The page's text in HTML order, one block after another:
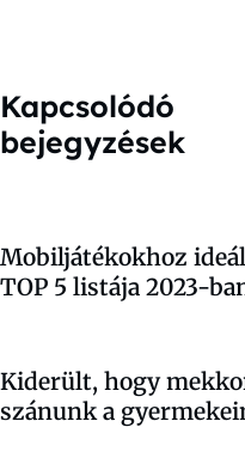
Kapcsolódó
bejegyzések
Mobiljátékokhoz
TOP 5 listája 2023-
Kiderült, hogy
szánunk a